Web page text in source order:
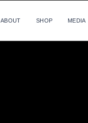
ABOUT SHOP MEDIA